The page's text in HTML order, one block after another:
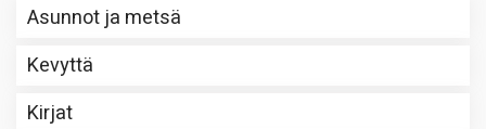
Asunnot ja metsä
Kevyttä
Kirjat